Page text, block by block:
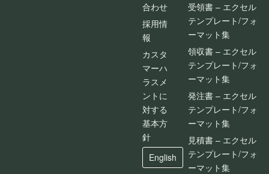
合わせ
採用情
報
カスタ
マーハ
ラスメ
ントに
対する
基本方
針
English
受領書 – エクセル
テンプレート/フォ
ーマット集
領収書 – エクセル
テンプレート/フォ
ーマット集
発注書 – エクセル
テンプレート/フォ
ーマット集
見積書 – エクセル
テンプレート/フォ
ーマット集